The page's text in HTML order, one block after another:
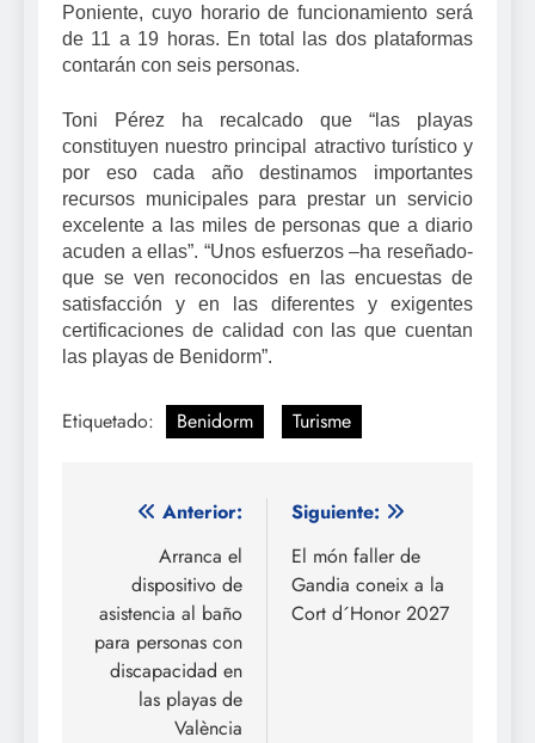
Poniente, cuyo horario de funcionamiento será
de 11 a 19 horas. En total las dos plataformas
contarán con seis personas.
Toni Pérez ha recalcado que “las playas
constituyen nuestro principal atractivo turístico y
por eso cada año destinamos importantes
recursos municipales para prestar un servicio
excelente a las miles de personas que a diario
acuden a ellas”. “Unos esfuerzos –ha reseñado-
que se ven reconocidos en las encuestas de
satisfacción y en las diferentes y exigentes
certificaciones de calidad con las que cuentan
las playas de Benidorm”.
Etiquetado: Benidorm Turisme
Navegación
entradas
Anterior:
Arranca el
dispositivo de
asistencia al baño
para personas con
discapacidad en
las playas de
València
Siguiente:
El món faller de
Gandia coneix a la
Cort d´Honor 2027